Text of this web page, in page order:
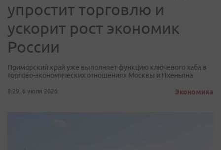
упростит торговлю и
ускорит рост экономик
России
Приморский край уже выполняет функцию ключевого хаба в
торгово-экономических отношениях Москвы и Пхеньяна
8:29, 6 июля 2026 Экономика